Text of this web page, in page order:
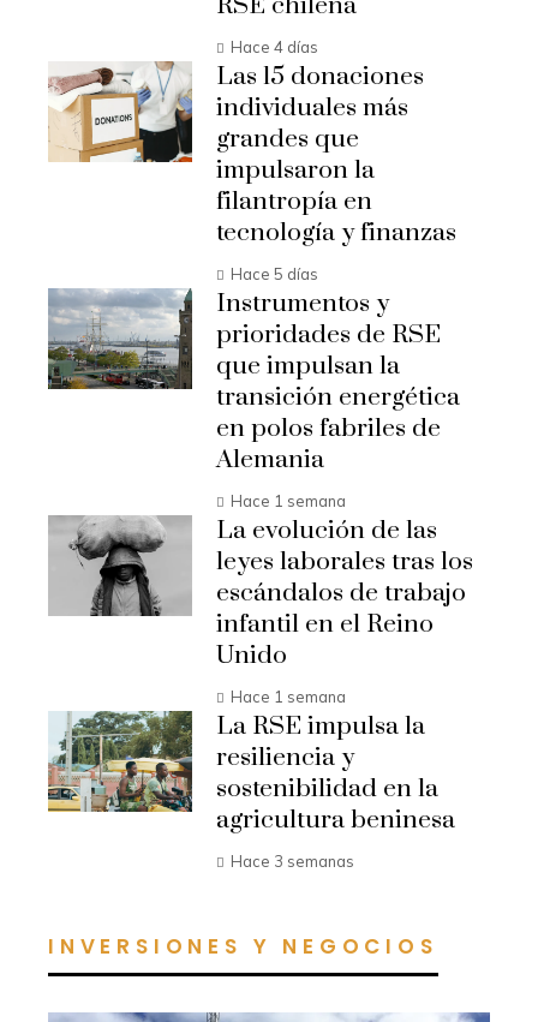
Hace 4 días
Las 15 donaciones
individuales más
grandes que
impulsaron la
filantropía en
tecnología y finanzas
Hace 5 días
Instrumentos y
prioridades de RSE
que impulsan la
transición energética
en polos fabriles de
Alemania
Hace 1 semana
La evolución de las
leyes laborales tras los
escándalos de trabajo
infantil en el Reino
Unido
Hace 1 semana
La RSE impulsa la
resiliencia y
sostenibilidad en la
agricultura beninesa
Hace 3 semanas
INVERSIONES Y NEGOCIOS